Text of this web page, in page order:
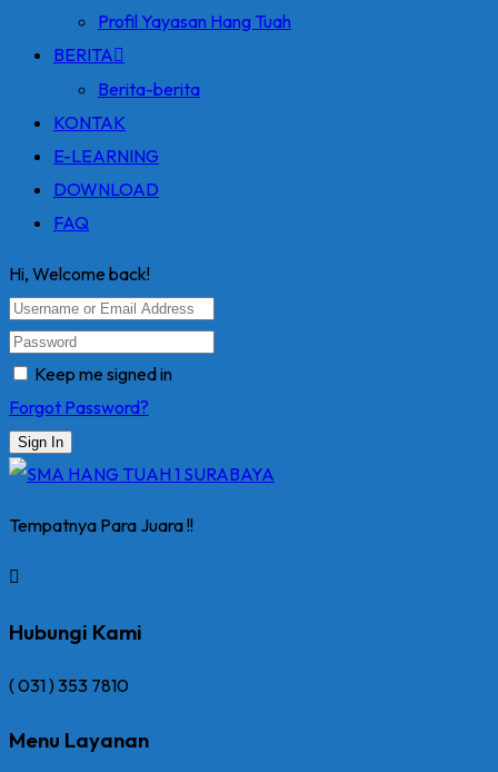
Profil Yayasan Hang Tuah
BERITA
Berita-berita
KONTAK
E-LEARNING
DOWNLOAD
FAQ
Hi, Welcome back!
Keep me signed in
Forgot Password?
Sign In
Tempatnya Para Juara !!
Hubungi Kami
( 031 ) 353 7810
Menu Layanan